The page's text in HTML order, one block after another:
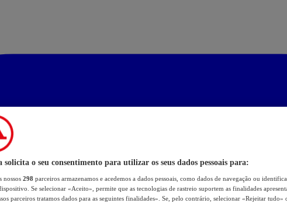
solicita o seu consentimento para utilizar os seus dados pessoais para:
nossos 298 parceiros armazenamos e acedemos a dados pessoais, como dados de navegação ou
Se selecionar «Aceito», permite que as tecnologias de rastreio suportem as finalidades
parceiros tratamos dados para as seguintes finalidades». Se, pelo contrário, selecionar «Rejeitar tudo»